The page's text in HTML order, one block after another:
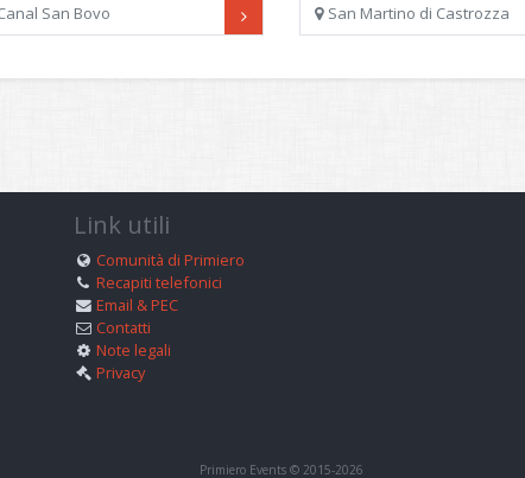
San Bovo San Martino di Castrozza
Link utili
Comunità di Primiero
Recapiti telefonici
Email & PEC
Contatti
Note legali
Privacy
Primiero Events © 2015-2026